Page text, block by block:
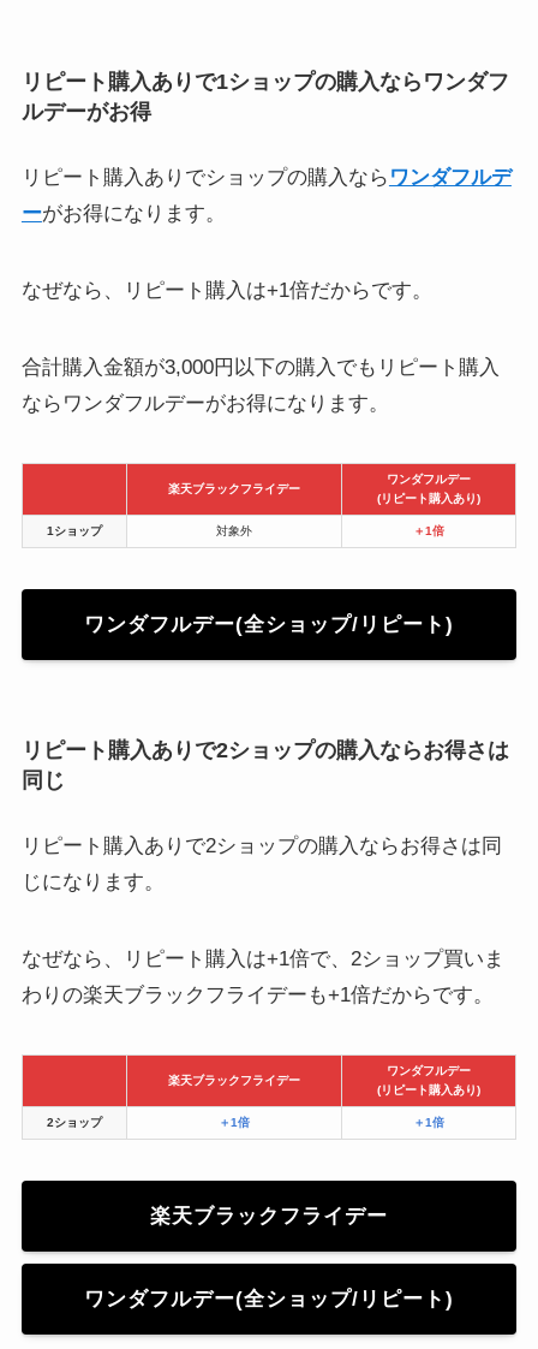
リピート購入ありで1ショップの購入ならワンダフ
ルデーがお得
リピート購入ありでショップの購入なら ワンダフルデ
ーがお得になります。
なぜなら、リピート購入は+1倍だからです。
合計購入金額が3,000円以下の購入でもリピート購入
ならワンダフルデーがお得になります。
楽天ブラックフライデー
ワンダフルデー
(リピート購入あり)
1ショップ 対象外 ＋1倍
ワンダフルデー(全ショップ/リピート)
リピート購入ありで2ショップの購入ならお得さは
同じ
リピート購入ありで2ショップの購入ならお得さは同
じになります。
なぜなら、リピート購入は+1倍で、2ショップ買いま
わりの楽天ブラックフライデーも+1倍だからです。
楽天ブラックフライデー
ワンダフルデー
(リピート購入あり)
2ショップ ＋1倍 ＋1倍
楽天ブラックフライデー
ワンダフルデー(全ショップ/リピート)